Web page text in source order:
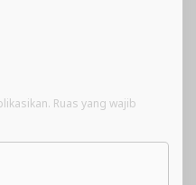
Ruas yang wajib